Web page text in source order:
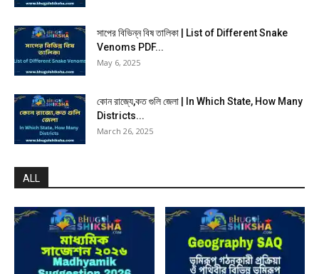
সাপের বিভিন্ন বিষ তালিকা | List of Different Snake
Venoms PDF...
May 6, 2025
কোন রাজ্যে,কত গুলি জেলা | In Which State, How Many
Districts...
March 26, 2025
ALL